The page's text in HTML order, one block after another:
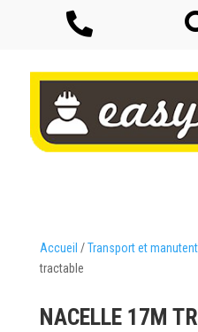

Accueil /Transport et
tractable
NACELLE 17M